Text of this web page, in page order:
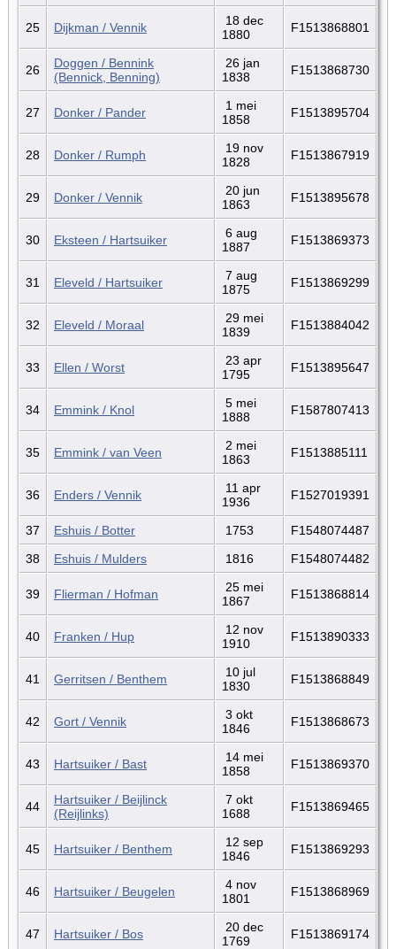
25 Dijkman / Vennik
18 dec
1880
F1513868801
26
Doggen / Bennink
(Bennick, Benning)
26 jan
1838
F1513868730
27 Donker / Pander
1 mei
1858
F1513895704
28 Donker / Rumph
19 nov
1828
F1513867919
29 Donker / Vennik
20 jun
1863
F1513895678
30 Eksteen / Hartsuiker
6 aug
1887
F1513869373
31 Eleveld / Hartsuiker
7 aug
1875
F1513869299
32 Eleveld / Moraal
29 mei
1839
F1513884042
33 Ellen / Worst
23 apr
1795
F1513895647
34 Emmink / Knol
5 mei
1888
F1587807413
35 Emmink / van Veen
2 mei
1863
F1513885111
36 Enders / Vennik
11 apr
1936
F1527019391
37 Eshuis / Botter 1753
F1548074487
38
Eshuis / Mulders 1816 F1548074482
39 Flierman / Hofman
25 mei
1867
F1513868814
40 Franken / Hup
12 nov
1910
F1513890333
41 Gerritsen / Benthem
10 jul
1830
F1513868849
42 Gort / Vennik
3 okt
1846
F1513868673
43 Hartsuiker / Bast
14 mei
1858
F1513869370
44
Hartsuiker / Beijlinck
(Reijlinks)
7 okt
1688
F1513869465
45 Hartsuiker / Benthem
12 sep
1846
F1513869293
46 Hartsuiker / Beugelen
4 nov
1801
F1513868969
47 Hartsuiker / Bos
20 dec
1769
F1513869174